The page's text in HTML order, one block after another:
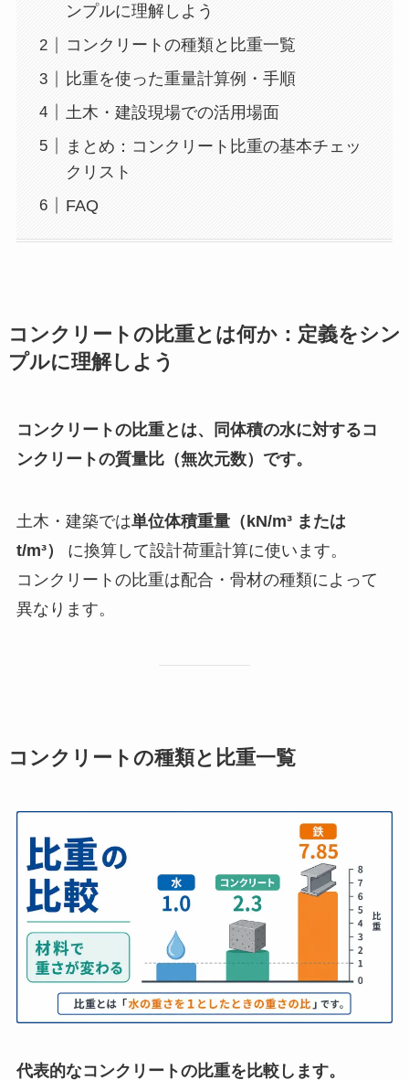
ンプルに理解しよう
コンクリートの種類と比重一覧
比重を使った重量計算例・手順
土木・建設現場での活用場面
まとめ：コンクリート比重の基本チェッ
クリスト
FAQ
コンクリートの比重とは何か：定義をシン
プルに理解しよう
コンクリートの比重とは、同体積の水に対するコ
ンクリートの質量比（無次元数）です。
土木・建築では単位体積重量（kN/m³ または
t/m³）
に換算して設計荷重計算に使います。
コンクリートの比重は配合・骨材の種類によって
異なります。
コンクリートの種類と比重一覧
代表的なコンクリートの比重を比較します。